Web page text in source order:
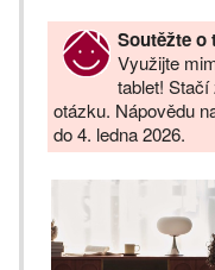
Soutěžte o
Využijte
tablet! Stačí
otázku. Nápovědu
do 4. ledna 2026.